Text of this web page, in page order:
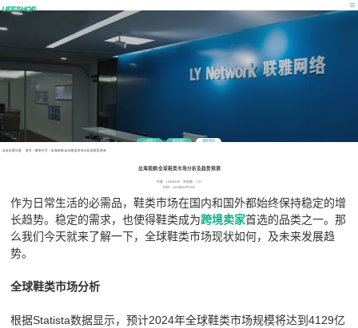
公司简介 联系我们 最新消息
当前位置位置： 首页 > 营销干货> 出海观察|全球鞋类市场分析及趋势预测
出海观察|全球鞋类市场分析及趋势预测
作者：UEESHOP 浏览数：1767
时间：2024年05月16日
作为日常生活的必需品，鞋类市场在国内和国外都始终保持稳定的增
长趋势。稳定的需求，也使得鞋类成为跨境卖家首选的品类之一。那
么我们今天就来了解一下，全球鞋类市场现状如何，及未来发展趋
势。
全球鞋类市场分析
根据Statista数据显示，预计2024年全球鞋类市场规模将达到4129亿